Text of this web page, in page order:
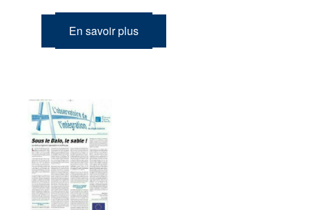
En savoir plus